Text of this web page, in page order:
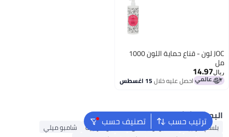
JOC لون - قناع حماية اللون 1000
14.97
احصل عليه خلال15 اغسطس
ترتيب حسب تصنيف حسب الشائع
بلسم غارنييه شامبو أولابلكس شامبو غارنييه
شامبو ميلي